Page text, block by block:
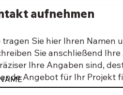
aufnehmen
tragen Sie hier Ihren Namen
Sie anschließend
Ihre Angaben sind,
Angebot für Ihr Projekt